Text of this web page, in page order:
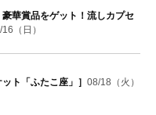
豪華賞品をゲット！流しカプセ
（日）
ト「ふたこ座」］ 08/18（火）